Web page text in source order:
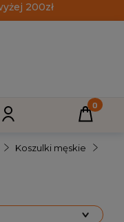
200zł
Koszulki męskie